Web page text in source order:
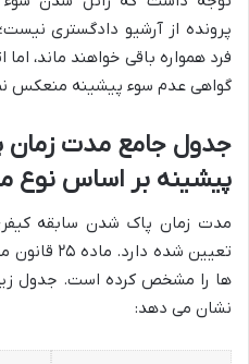
پرونده از آرشیو دادگستری
فرد همواره باقی خواهند ماند،
گواهی عدم سوء پیشینه منعکس
جدول جامع مدت
پیشینه بر اساس نوع
مدت زمان پاک شدن سابقه
تعیین شده
ها را مشخص کرده است. جدول
نشان می دهد: